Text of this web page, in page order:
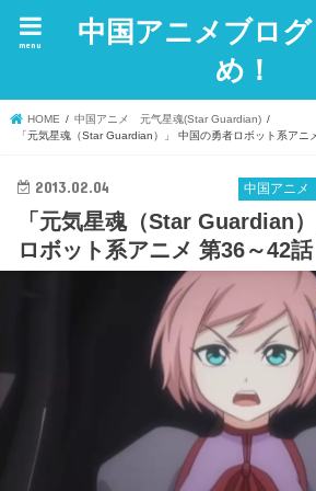
中国アニメブロ
め！
menu
HOME
中国アニメ 元气星魂(Star Guardian)
「元気星魂（Star Guardian）」 中国の勇者ロボット系アニ
中国アニ
2013.02.04
「元気星魂（Star Guardian
ロボット系アニメ 第36～42話